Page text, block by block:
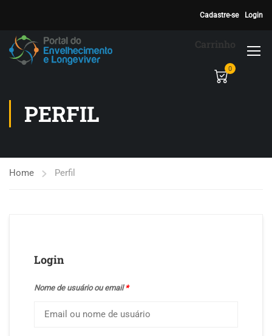
Cadastre-se Login
Carrinho
0
PERFIL
Home Perfil
Login
Nome de usuário ou email *